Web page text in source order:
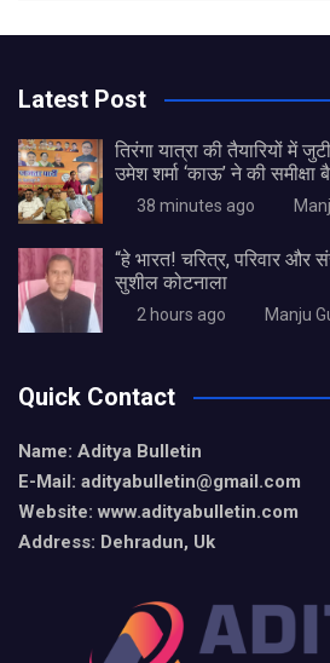
Latest Post
तिरंगा यात्रा की तैयारियों में
उमेश शर्मा ‘काऊ’ ने की
38 minutes ago
“हे भारत! चरित्र, परिवार
सुशील कोटनाला
2 hours ago Manju
Quick Contact
Name: Aditya Bulletin
E-Mail: adityabulletin@gmail.com
Website: www.adityabulletin.com
Address: Dehradun, Uk